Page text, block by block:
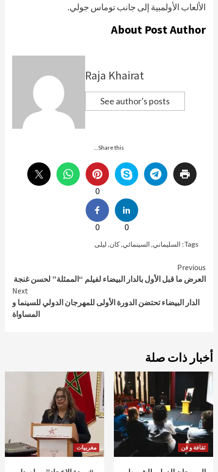
الألعاب الأولمبية إلى جانب توماس جولي.
About Post Author
Raja Khairat
See author's posts
Share this...
0
0
0
Tags: السليماني, السينمائي,كان, ليلى
Continue
Reading
Previous
العرض ما قبل الأول بالدار البيضاء لفيلم “الممثلة” لحسن غنجة
Next
الدار البيضاء تحتضن الدورة الأولى للمهرجان الدولي للسينما و
المساواة
أخبار ذات صلة
ثقافة و فن مغربيات